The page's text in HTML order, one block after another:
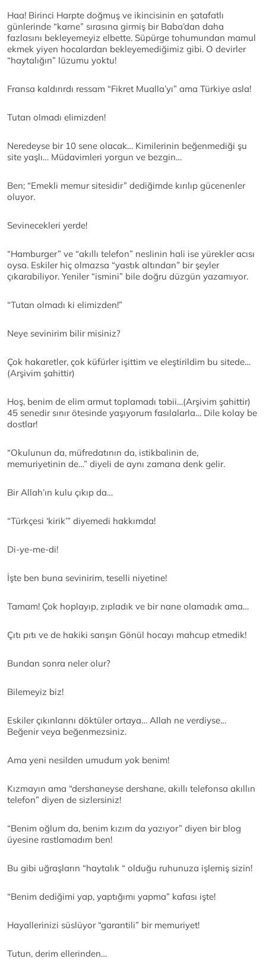
Haa! Birinci Harpte doğmuş ve ikincisinin en şatafatlı
günlerinde “karne” sırasına girmiş bir Baba’dan daha
fazlasını bekleyemeyiz elbette. Süpürge tohumundan mamul
ekmek yiyen hocalardan bekleyemediğimiz gibi. O devirler
“haytalığın” lüzumu yoktu!
Fransa kaldırırdı ressam “Fikret Mualla’yı” ama Türkiye asla!
Tutan olmadı elimizden!
Neredeyse bir 10 sene olacak… Kimilerinin beğenmediği şu
site yaşlı… Müdavimleri yorgun ve bezgin…
Ben; “Emekli memur sitesidir” dediğimde kırılıp gücenenler
oluyor.
Sevinecekleri yerde!
“Hamburger” ve “akıllı telefon” neslinin hali ise yürekler acısı
oysa. Eskiler hiç olmazsa “yastık altından” bir şeyler
çıkarabiliyor. Yeniler “ismini” bile doğru düzgün yazamıyor.
“Tutan olmadı ki elimizden!”
Neye sevinirim bilir misiniz?
Çok hakaretler, çok küfürler işittim ve eleştirildim bu sitede…
(Arşivim şahittir)
Hoş, benim de elim armut toplamadı tabii…(Arşivim şahittir)
45 senedir sınır ötesinde yaşıyorum fasılalarla… Dile kolay be
dostlar!
“Okulunun da, müfredatının da, istikbalinin de,
memuriyetinin de…” diyeli de aynı zamana denk gelir.
Bir Allah’ın kulu çıkıp da…
“Türkçesi ‘kirik’” diyemedi hakkımda!
Di-ye-me-di!
İşte ben buna sevinirim, teselli niyetine!
Tamam! Çok hoplayıp, zıpladık ve bir nane olamadık ama…
Çıtı pıtı ve de hakiki sarışın Gönül hocayı mahcup etmedik!
Bundan sonra neler olur?
Bilemeyiz biz!
Eskiler çıkınlarını döktüler ortaya… Allah ne verdiyse…
Beğenir veya beğenmezsiniz.
Ama yeni nesilden umudum yok benim!
Kızmayın ama “dershaneyse dershane, akıllı telefonsa akıllın
telefon” diyen de sizlersiniz!
“Benim oğlum da, benim kızım da yazıyor” diyen bir blog
üyesine rastlamadım ben!
Bu gibi uğraşların “haytalık “ olduğu ruhunuza işlemiş sizin!
“Benim dediğimi yap, yaptığımı yapma” kafası işte!
Hayallerinizi süslüyor “garantili” bir memuriyet!
Tutun, derim ellerinden…